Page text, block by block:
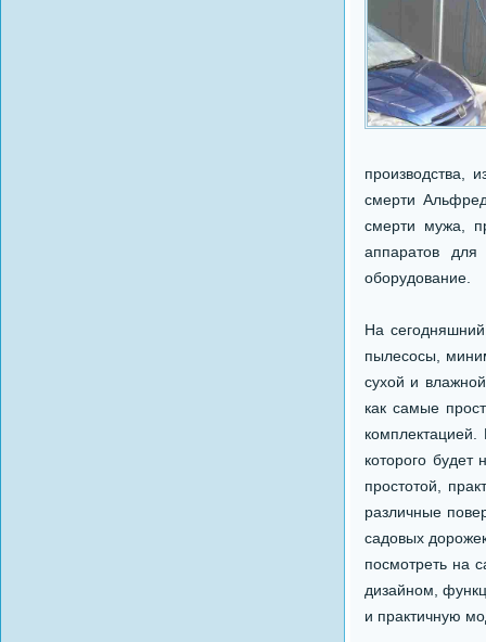
производства,
смерти
смерти мужа,
аппаратов
оборудование.
На
пылесосы,
сухой и
как самые
которого
простотой,
различные
садовых
посмотреть на
дизайном,
и практичную